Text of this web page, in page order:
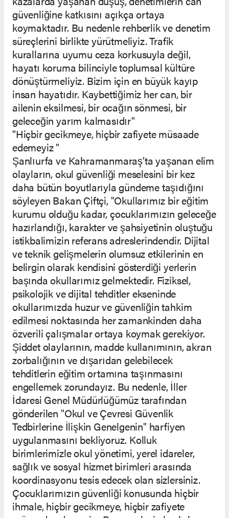
güvenliğine katkısını açıkça ortaya
koymaktadır. Bu nedenle rehberlik ve denetim
süreçlerini birlikte yürütmeliyiz. Trafik
kurallarına uyumu ceza korkusuyla değil,
hayatı koruma bilinciyle toplumsal kültüre
dönüştürmeliyiz. Bizim için en büyük kayıp
insan hayatıdır. Kaybettiğimiz her can, bir
ailenin eksilmesi, bir ocağın sönmesi, bir
geleceğin yarım kalmasıdır"
"Hiçbir gecikmeye, hiçbir zafiyete müsaade
edemeyiz "
Şanlıurfa ve Kahramanmaraş’ta yaşanan elim
olayların, okul güvenliği meselesini bir kez
daha bütün boyutlarıyla gündeme taşıdığını
söyleyen Bakan Çiftçi, "Okullarımız bir eğitim
kurumu olduğu kadar, çocuklarımızın geleceğe
hazırlandığı, karakter ve şahsiyetinin oluştuğu
istikbalimizin referans adreslerindendir. Dijital
ve teknik gelişmelerin olumsuz etkilerinin en
belirgin olarak kendisini gösterdiği yerlerin
başında okullarımız gelmektedir. Fiziksel,
psikolojik ve dijital tehditler ekseninde
okullarımızda huzur ve güvenliğin tahkim
edilmesi noktasında her zamankinden daha
özverili çalışmalar ortaya koymak gerekiyor.
Şiddet olaylarının, madde kullanımının, akran
zorbalığının ve dışarıdan gelebilecek
tehditlerin eğitim ortamına taşınmasını
engellemek zorundayız. Bu nedenle, İller
İdaresi Genel Müdürlüğümüz tarafından
gönderilen "Okul ve Çevresi Güvenlik
Tedbirlerine İlişkin Genelgenin" harfiyen
uygulanmasını bekliyoruz. Kolluk
birimlerimizle okul yönetimi, yerel idareler,
sağlık ve sosyal hizmet birimleri arasında
koordinasyonu tesis edecek olan sizlersiniz.
Çocuklarımızın güvenliği konusunda hiçbir
ihmale, hiçbir gecikmeye, hiçbir zafiyete